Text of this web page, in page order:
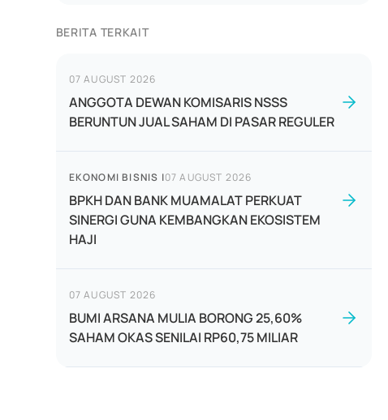
BERITA TERKAIT
07 AUGUST 2026
ANGGOTA DEWAN KOMISARIS NSSS
BERUNTUN JUAL SAHAM DI PASAR REGULER
EKONOMI BISNIS |07 AUGUST 2026
BPKH DAN BANK MUAMALAT PERKUAT
SINERGI GUNA KEMBANGKAN EKOSISTEM
HAJI
07 AUGUST 2026
BUMI ARSANA MULIA BORONG 25,60%
SAHAM OKAS SENILAI RP60,75 MILIAR